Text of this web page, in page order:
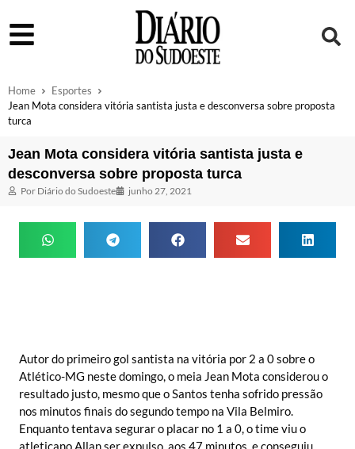
Home
Esportes
Jean Mota considera vitória santista justa e desconversa sobre proposta
turca
Jean Mota considera vitória santista justa e
desconversa sobre proposta turca
Por Diário do Sudoeste junho 27, 2021
Autor do primeiro gol santista na vitória por 2 a 0 sobre o
Atlético-MG neste domingo, o meia Jean Mota considerou o
resultado justo, mesmo que o Santos tenha sofrido pressão
nos minutos finais do segundo tempo na Vila Belmiro.
Enquanto tentava segurar o placar no 1 a 0, o time viu o
atleticano Allan ser expulso, aos 47 minutos, e conseguiu